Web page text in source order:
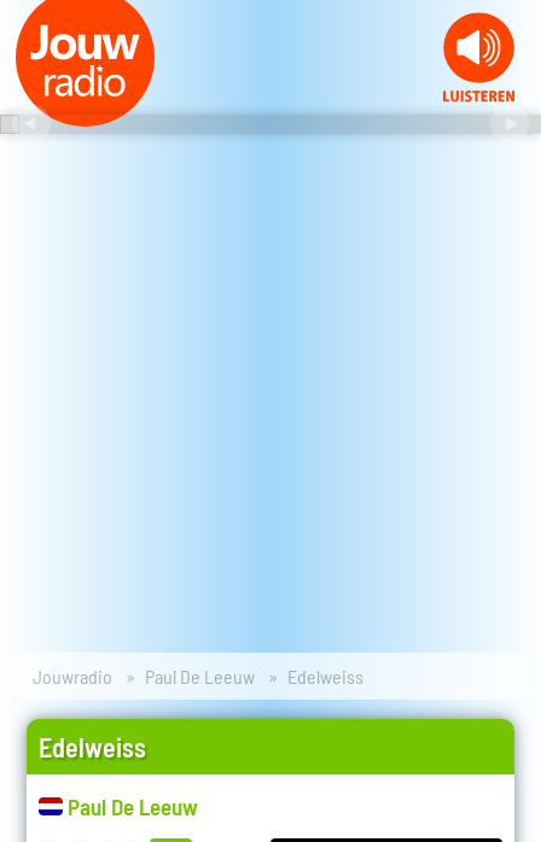
Jouwradio Paul De Leeuw Edelweiss
Edelweiss
Paul De Leeuw